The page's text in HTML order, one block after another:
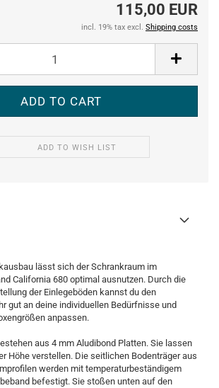
115,00 EUR
incl. 19% tax excl. Shipping costs
ADD TO WISH LIST
lässt sich der Schrankraum im
California 680 optimal ausnutzen. Durch die
der Einlegeböden kannst du den
gut an deine individuellen Bedürfnisse und
anpassen.
aus 4 mm Aludibond Platten. Sie lassen
Höhe verstellen. Die seitlichen Bodenträger aus
werden mit temperaturbeständigem
befestigt. Sie stoßen unten auf den